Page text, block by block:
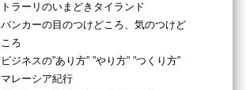
トラーリのいまどきタイランド
バンカーの目のつけどころ、気のつけど
ころ
ビジネスの”あり方” ”やり方” ”つくり方”
マレーシア紀行